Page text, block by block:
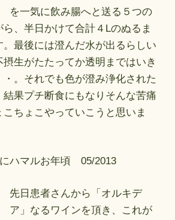
を一気に飲み腸へと送る５つの
、半日かけて合計４Lのぬるま
最後には澄んだ水が出るらしい
生がたたってか透明まではいき
・。それでも色が澄み浄化された
結果プチ断食にもなりそんな苦痛
こちょこやっていこうと思いま
ハマルお年頃 05/2013
先日患者さんから「オルキデ
ア」なるワインを頂き、これが